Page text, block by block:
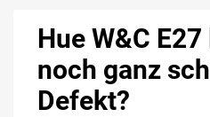
Hue W&C
noch ganz
Defekt?